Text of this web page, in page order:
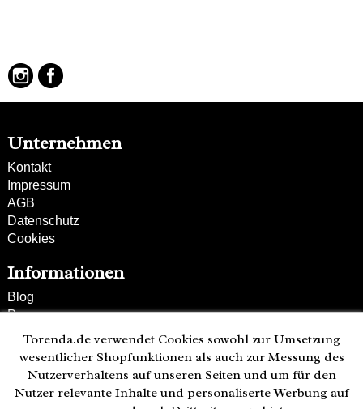
Unternehmen
Kontakt
Impressum
AGB
Datenschutz
Cookies
Informationen
Blog
Presse
Partner
Versand und Zahlung
Bestellung wiederrufen
Kunden-Hotline
Torenda.de verwendet Cookies sowohl zur Umsetzung
wesentlicher Shopfunktionen als auch zur Messung des
Nutzerverhaltens auf unseren Seiten und um für den
Nutzer relevante Inhalte und personaliserte Werbung auf